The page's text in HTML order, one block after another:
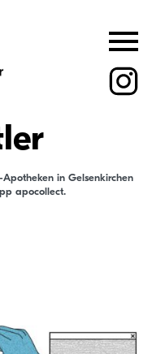
in Gelsenkirchen
apocollect.